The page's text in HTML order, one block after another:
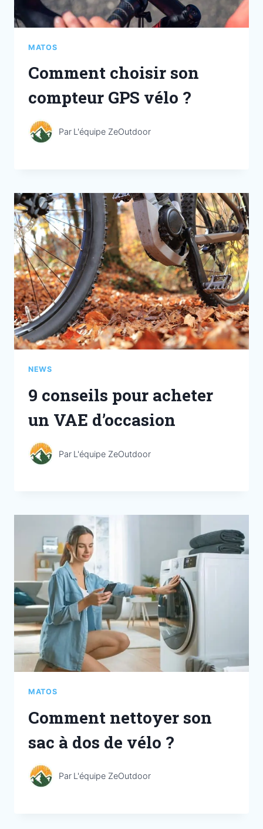
MATOS
Comment choisir son
compteur GPS vélo ?
Par L'équipe ZeOutdoor
NEWS
9 conseils pour acheter
un VAE d’occasion
Par L'équipe ZeOutdoor
MATOS
Comment nettoyer son
sac à dos de vélo ?
Par L'équipe ZeOutdoor